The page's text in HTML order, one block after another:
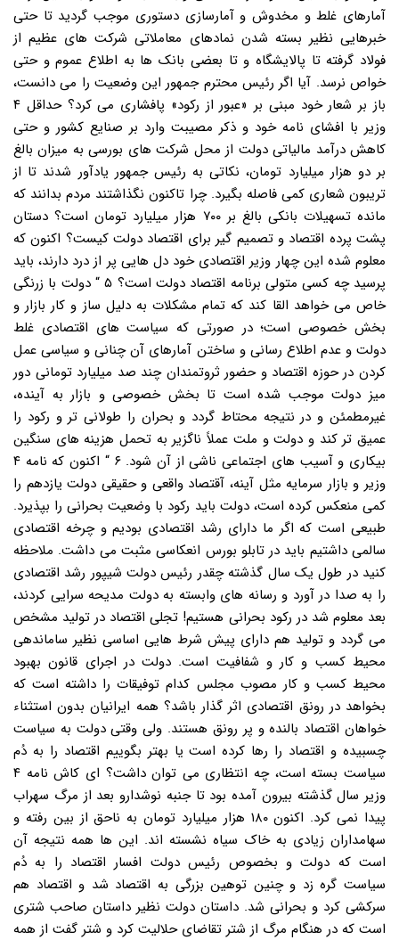
آمارهای غلط و مخدوش و آمارسازی دستوری موجب گردید تا حتی
خبرهایی نظیر بسته شدن نمادهای معاملاتی شرکت های عظیم از
فولاد گرفته تا پالایشگاه و تا بعضی بانک ها به اطلاع عموم و حتی
خواص نرسد. آیا اگر رئیس محترم جمهور این وضعیت را می دانست،
باز بر شعار خود مبنی بر «عبور از رکود» پافشاری می کرد؟ حداقل ۴
وزیر با افشای نامه خود و ذکر مصیبت وارد بر صنایع کشور و حتی
کاهش درآمد مالیاتی دولت از محل شرکت های بورسی به میزان بالغ
بر دو هزار میلیارد تومان، نکاتی به رئیس جمهور یادآور شدند تا از
تریبون شعاری کمی فاصله بگیرد. چرا تاکنون نگذاشتند مردم بدانند که
مانده تسهیلات بانکی بالغ بر ۷۰۰ هزار میلیارد تومان است؟ دستان
پشت پرده اقتصاد و تصمیم گیر برای اقتصاد دولت کیست؟ اکنون که
معلوم شده این چهار وزیر اقتصادی خود دل هایی پر از درد دارند، باید
پرسید چه کسی متولی برنامه اقتصاد دولت است؟ ۵ “ دولت با زرنگی
خاص می خواهد القا کند که تمام مشکلات به دلیل ساز و کار بازار و
بخش خصوصی است؛ در صورتی که سیاست های اقتصادی غلط
دولت و عدم اطلاع رسانی و ساختن آمارهای آن چنانی و سیاسی عمل
کردن در حوزه اقتصاد و حضور ثروتمندان چند صد میلیارد تومانی دور
میز دولت موجب شده است تا بخش خصوصی و بازار به آینده،
غیرمطمئن و در نتیجه محتاط گردد و بحران را طولانی تر و رکود را
عمیق تر کند و دولت و ملت عملاً ناگزیر به تحمل هزینه های سنگین
بیکاری و آسیب های اجتماعی ناشی از آن شود. ۶ “ اکنون که نامه ۴
وزیر و بازار سرمایه مثل آینه، آقتصاد واقعی و حقیقی دولت یازدهم را
کمی منعکس کرده است، دولت باید رکود با وضعیت بحرانی را بپذیرد.
طبیعی است که اگر ما دارای رشد اقتصادی بودیم و چرخه اقتصادی
سالمی داشتیم باید در تابلو بورس انعکاسی مثبت می داشت. ملاحظه
کنید در طول یک سال گذشته چقدر رئیس دولت شیپور رشد اقتصادی
را به صدا در آورد و رسانه های وابسته به دولت مدیحه سرایی کردند،
بعد معلوم شد در رکود بحرانی هستیم! تجلی اقتصاد در تولید مشخص
می گردد و تولید هم دارای پیش شرط هایی اساسی نظیر ساماندهی
محیط کسب و کار و شفافیت است. دولت در اجرای قانون بهبود
محیط کسب و کار مصوب مجلس کدام توفیقات را داشته است که
بخواهد در رونق اقتصادی اثر گذار باشد؟ همه ایرانیان بدون استثناء
خواهان اقتصاد بالنده و پر رونق هستند. ولی وقتی دولت به سیاست
چسبیده و اقتصاد را رها کرده است یا بهتر بگوییم اقتصاد را به دُم
سیاست بسته است، چه انتظاری می توان داشت؟ ای کاش نامه ۴
وزیر سال گذشته بیرون آمده بود تا جنبه نوشدارو بعد از مرگ سهراب
پیدا نمی کرد. اکنون ۱۸۰ هزار میلیارد تومان به ناحق از بین رفته و
سهامداران زیادی به خاک سیاه نشسته اند. این ها همه نتیجه آن
است که دولت و بخصوص رئیس دولت افسار اقتصاد را به دُم
سیاست گره زد و چنین توهین بزرگی به اقتصاد شد و اقتصاد هم
سرکشی کرد و بحرانی شد. داستان دولت نظیر داستان صاحب شتری
است که در هنگام مرگ از شتر تقاضای حلالیت کرد و شتر گفت از همه